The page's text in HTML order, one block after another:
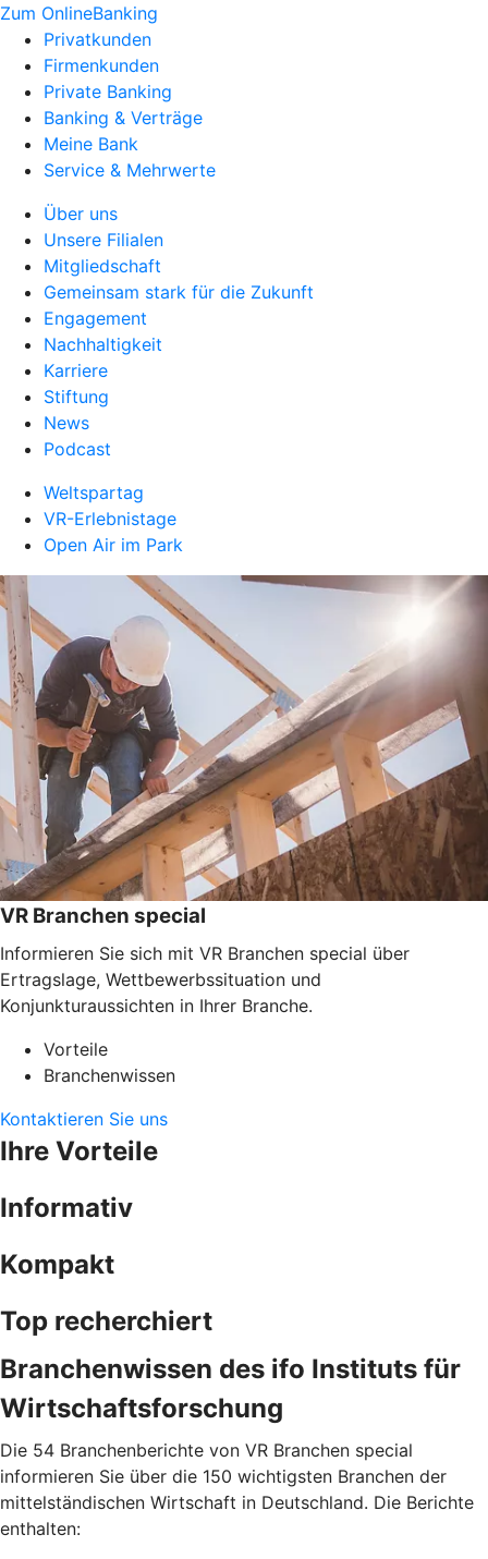
Zum OnlineBanking
Privatkunden
Firmenkunden
Private Banking
Banking & Verträge
Meine Bank
Service & Mehrwerte
Über uns
Unsere Filialen
Mitgliedschaft
Gemeinsam stark für die Zukunft
Engagement
Nachhaltigkeit
Karriere
Stiftung
News
Podcast
Weltspartag
VR-Erlebnistage
Open Air im Park
VR Branchen special
Informieren Sie sich mit VR Branchen special über
Ertragslage, Wettbewerbssituation und
Konjunkturaussichten in Ihrer Branche.
Vorteile
Branchenwissen
Kontaktieren Sie uns
Ihre Vorteile
Informativ
Kompakt
Top recherchiert
Branchenwissen des ifo Instituts für
Wirtschaftsforschung
Die 54 Branchenberichte von VR Branchen special
informieren Sie über die 150 wichtigsten Branchen der
mittelständischen Wirtschaft in Deutschland. Die Berichte
enthalten: